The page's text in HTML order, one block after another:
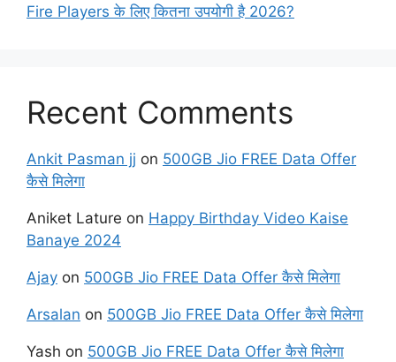
Fire Players के लिए कितना उपयोगी है 2026?
Recent Comments
Ankit Pasman jj on 500GB Jio FREE Data Offer
कैसे मिलेगा
Aniket Lature on Happy Birthday Video Kaise
Banaye 2024
Ajay on 500GB Jio FREE Data Offer कैसे मिलेगा
Arsalan on 500GB Jio FREE Data Offer कैसे मिलेगा
Yash on 500GB Jio FREE Data Offer कैसे मिलेगा